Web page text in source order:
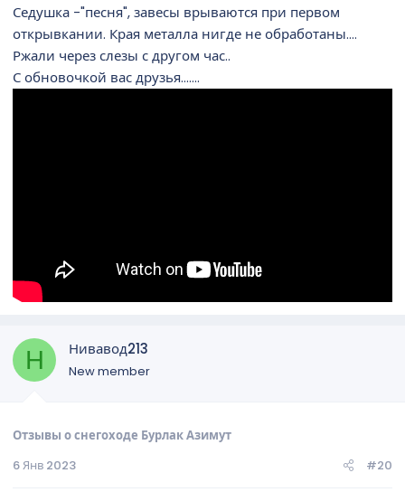
Седушка -"песня", завесы врываются при первом
открывкании. Края металла нигде не обработаны....
Ржали через слезы с другом час..
С обновочкой вас друзья.......
Н Нивавод213
New member
Отзывы о снегоходе Бурлак Азимут
6 Янв 2023
#20